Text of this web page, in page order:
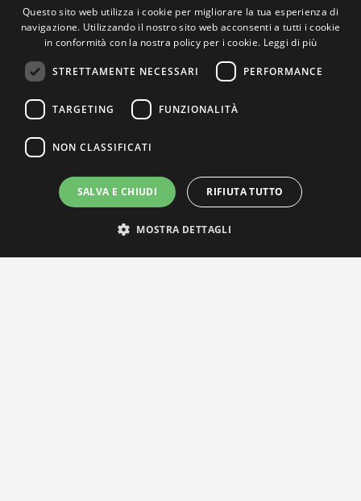
Questo sito web utilizza i cookie per migliorare la tua esperienza di
navigazione. Utilizzando il nostro sito web acconsenti a tutti i cookie
in conformità con la nostra policy per i cookie. Leggi di più
STRETTAMENTE NECESSARI PERFORMANCE
TARGETING FUNZIONALITÀ
NON CLASSIFICATI
SALVA E CHIUDI RIFIUTA TUTTO
MOSTRA DETTAGLI